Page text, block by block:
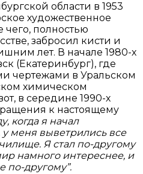
области в 1953
художественное
чего, полностью
забросил кисти и
лет. В начале 1980-х
(Екатеринбург), где
чертежами в Уральском
химическом
в середине 1990-х
к настоящему
когда я начал
у меня выветрились все
Я стал по-другому
намного интереснее, и
по-другому”.